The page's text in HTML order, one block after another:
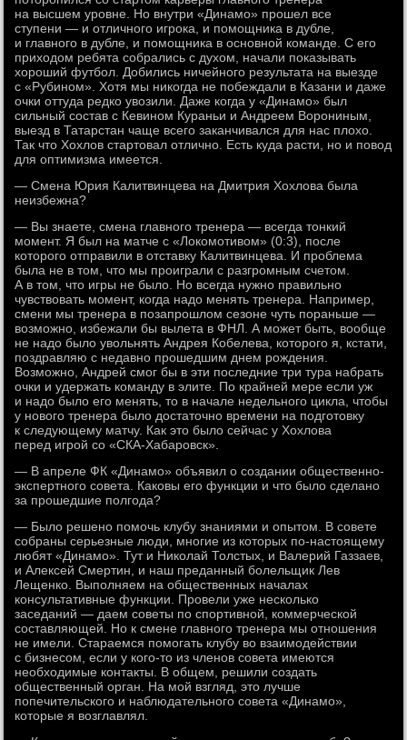
на высшем уровне. Но внутри «Динамо» прошел все
ступени — и отличного игрока, и помощника в дубле,
и главного в дубле, и помощника в основной команде. С его
приходом ребята собрались с духом, начали показывать
хороший футбол. Добились ничейного результата на выезде
с «Рубином». Хотя мы никогда не побеждали в Казани и даже
очки оттуда редко увозили. Даже когда у «Динамо» был
сильный состав с Кевином Кураньи и Андреем Ворониным,
выезд в Татарстан чаще всего заканчивался для нас плохо.
Так что Хохлов стартовал отлично. Есть куда расти, но и повод
для оптимизма имеется.
— Смена Юрия Калитвинцева на Дмитрия Хохлова была
неизбежна?
— Вы знаете, смена главного тренера — всегда тонкий
момент. Я был на матче с «Локомотивом» (0:3), после
которого отправили в отставку Калитвинцева. И проблема
была не в том, что мы проиграли с разгромным счетом.
А в том, что игры не было. Но всегда нужно правильно
чувствовать момент, когда надо менять тренера. Например,
смени мы тренера в позапрошлом сезоне чуть пораньше —
возможно, избежали бы вылета в ФНЛ. А может быть, вообще
не надо было увольнять Андрея Кобелева, которого я, кстати,
поздравляю с недавно прошедшим днем рождения.
Возможно, Андрей смог бы в эти последние три тура набрать
очки и удержать команду в элите. По крайней мере если уж
и надо было его менять, то в начале недельного цикла, чтобы
у нового тренера было достаточно времени на подготовку
к следующему матчу. Как это было сейчас у Хохлова
перед игрой со «СКА-Хабаровск».
— В апреле ФК «Динамо» объявил о создании общественно-
экспертного совета. Каковы его функции и что было сделано
за прошедшие полгода?
— Было решено помочь клубу знаниями и опытом. В совете
собраны серьезные люди, многие из которых по-настоящему
любят «Динамо». Тут и Николай Толстых, и Валерий Газзаев,
и Алексей Смертин, и наш преданный болельщик Лев
Лещенко. Выполняем на общественных началах
консультативные функции. Провели уже несколько
заседаний — даем советы по спортивной, коммерческой
составляющей. Но к смене главного тренера мы отношения
не имели. Стараемся помогать клубу во взаимодействии
с бизнесом, если у кого-то из членов совета имеются
необходимые контакты. В общем, решили создать
общественный орган. На мой взгляд, это лучше
попечительского и наблюдательного совета «Динамо»,
которые я возглавлял.